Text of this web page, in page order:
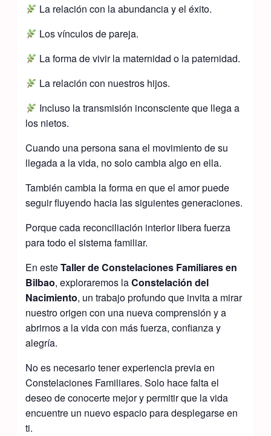
La relación con la abundancia y el éxito.
Los vínculos de pareja.
La forma de vivir la maternidad o la paternidad.
La relación con nuestros hijos.
Incluso la transmisión inconsciente que llega a
los nietos.
Cuando una persona sana el movimiento de su
llegada a la vida, no solo cambia algo en ella.
También cambia la forma en que el amor puede
seguir fluyendo hacia las siguientes generaciones.
Porque cada reconciliación interior libera fuerza
para todo el sistema familiar.
En esteTaller de Constelaciones Familiares en
Bilbao, exploraremos laConstelación del
Nacimiento, un trabajo profundo que invita a mirar
nuestro origen con una nueva comprensión y a
abrirnos a la vida con más fuerza, confianza y
alegría.
No es necesario tener experiencia previa en
Constelaciones Familiares. Solo hace falta el
deseo de conocerte mejor y permitir que la vida
encuentre un nuevo espacio para desplegarse en
ti.